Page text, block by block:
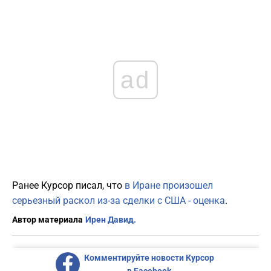
ad
Ранее Курсор писал, что в Иране произошел
серьезный раскол из-за сделки с США - оценка.
Автор материала Ирен Давид.
Комментируйте новости Курсор